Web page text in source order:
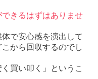
きるはずはありませ
で安心感を演出して
から回収するのでし
買い叩く」というこ